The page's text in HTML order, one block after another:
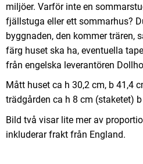
miljöer. Varför inte en
fjällstuga eller ett sommarhus?
byggnaden, den kommer trären,
färg huset ska ha, eventuella
från engelska leverantören
Mått huset ca h 30,2 cm, b 41,4
trädgården ca h 8 cm (staketet)
Bild två visar lite mer av
inkluderar frakt från England.